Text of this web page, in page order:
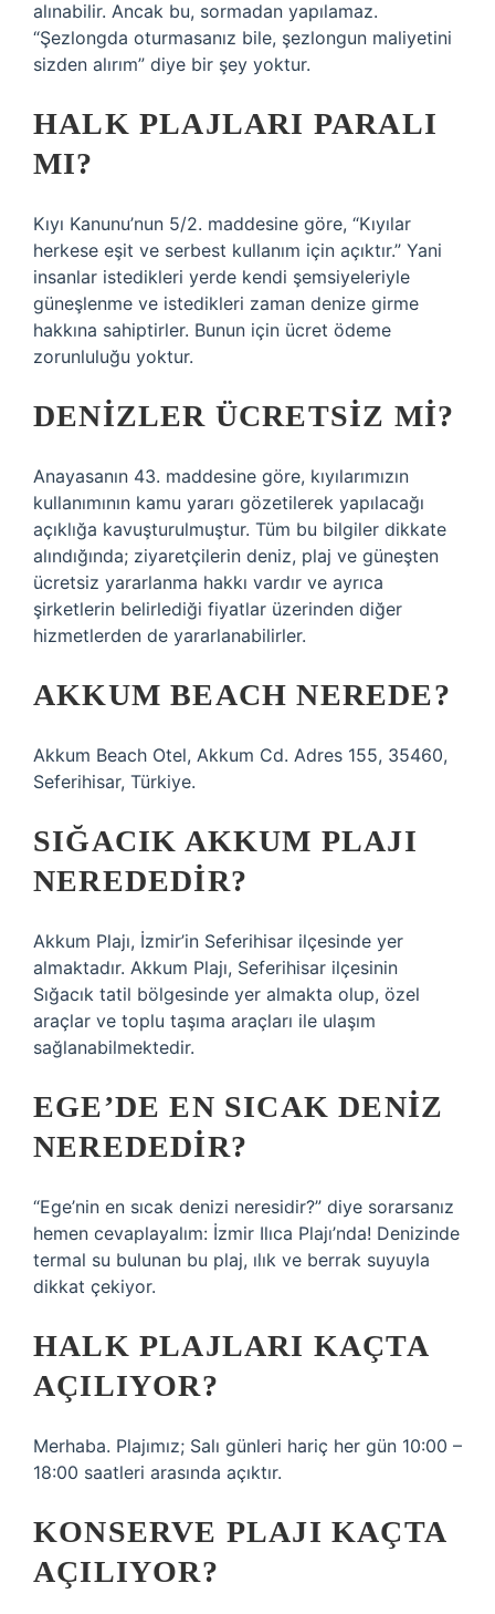
alınabilir. Ancak bu, sormadan yapılamaz.
“Şezlongda oturmasanız bile, şezlongun maliyetini
sizden alırım” diye bir şey yoktur.
HALK PLAJLARI PARALI
MI?
Kıyı Kanunu’nun 5/2. maddesine göre, “Kıyılar
herkese eşit ve serbest kullanım için açıktır.” Yani
insanlar istedikleri yerde kendi şemsiyeleriyle
güneşlenme ve istedikleri zaman denize girme
hakkına sahiptirler. Bunun için ücret ödeme
zorunluluğu yoktur.
DENIZLER ÜCRETSIZ MI?
Anayasanın 43. maddesine göre, kıyılarımızın
kullanımının kamu yararı gözetilerek yapılacağı
açıklığa kavuşturulmuştur. Tüm bu bilgiler dikkate
alındığında; ziyaretçilerin deniz, plaj ve güneşten
ücretsiz yararlanma hakkı vardır ve ayrıca
şirketlerin belirlediği fiyatlar üzerinden diğer
hizmetlerden de yararlanabilirler.
AKKUM BEACH NEREDE?
Akkum Beach Otel, Akkum Cd. Adres 155, 35460,
Seferihisar, Türkiye.
SIĞACIK AKKUM PLAJI
NEREDEDIR?
Akkum Plajı, İzmir’in Seferihisar ilçesinde yer
almaktadır. Akkum Plajı, Seferihisar ilçesinin
Sığacık tatil bölgesinde yer almakta olup, özel
araçlar ve toplu taşıma araçları ile ulaşım
sağlanabilmektedir.
EGE’DE EN SICAK DENIZ
NEREDEDIR?
“Ege’nin en sıcak denizi neresidir?” diye sorarsanız
hemen cevaplayalım: İzmir Ilıca Plajı’nda! Denizinde
termal su bulunan bu plaj, ılık ve berrak suyuyla
dikkat çekiyor.
HALK PLAJLARI KAÇTA
AÇILIYOR?
Merhaba. Plajımız; Salı günleri hariç her gün 10:00 –
18:00 saatleri arasında açıktır.
KONSERVE PLAJI KAÇTA
AÇILIYOR?